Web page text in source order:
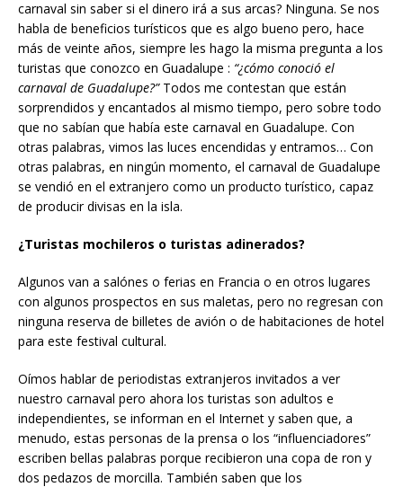
carnaval sin saber si el dinero irá a sus arcas? Ninguna. Se nos
habla de beneficios turísticos que es algo bueno pero, hace
más de veinte años, siempre les hago la misma pregunta a los
turistas que conozco en Guadalupe : “¿cómo conoció el
carnaval de Guadalupe?” Todos me contestan que están
sorprendidos y encantados al mismo tiempo, pero sobre todo
que no sabían que había este carnaval en Guadalupe. Con
otras palabras, vimos las luces encendidas y entramos… Con
otras palabras, en ningún momento, el carnaval de Guadalupe
se vendió en el extranjero como un producto turístico, capaz
de producir divisas en la isla.
¿Turistas mochileros o turistas adinerados?
Algunos van a salónes o ferias en Francia o en otros lugares
con algunos prospectos en sus maletas, pero no regresan con
ninguna reserva de billetes de avión o de habitaciones de hotel
para este festival cultural.
Oímos hablar de periodistas extranjeros invitados a ver
nuestro carnaval pero ahora los turistas son adultos e
independientes, se informan en el Internet y saben que, a
menudo, estas personas de la prensa o los “influenciadores”
escriben bellas palabras porque recibieron una copa de ron y
dos pedazos de morcilla. También saben que los